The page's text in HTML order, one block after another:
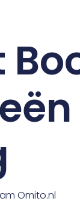
Omito.nl